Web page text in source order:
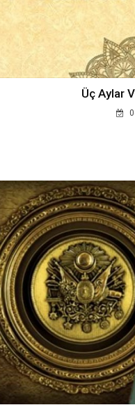
Üç Aylar